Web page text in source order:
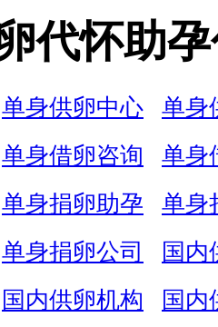
代怀助
单身供卵中心
单身
单身借卵咨询
单身
单身捐卵助孕
单身
单身捐卵公司
国内
国内供卵机构
国内